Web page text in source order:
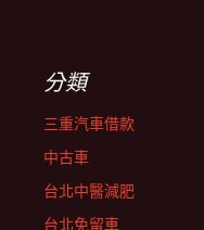
分類
三重汽車借款
中古車
台北中醫減肥
台北免留車